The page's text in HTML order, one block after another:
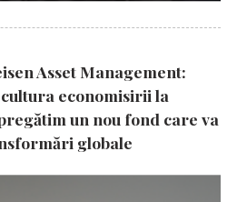
Asset Management:
economisirii la
un nou fond care va
globale